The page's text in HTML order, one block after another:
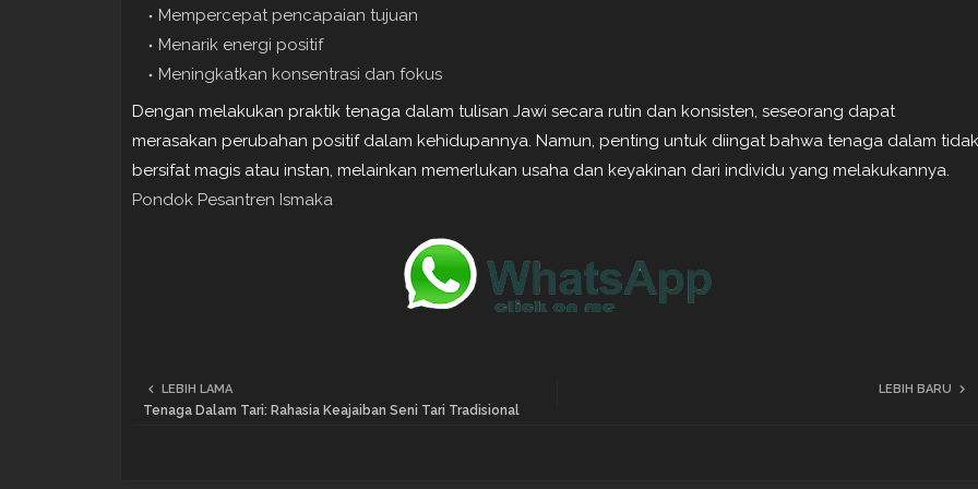
Mempercepat pencapaian tujuan
Menarik energi positif
Meningkatkan konsentrasi dan fokus
Dengan melakukan praktik tenaga dalam tulisan Jawi secara rutin dan konsisten, seseorang dapat
merasakan perubahan positif dalam kehidupannya. Namun, penting untuk diingat bahwa tenaga dalam tidak
bersifat magis atau instan, melainkan memerlukan usaha dan keyakinan dari individu yang melakukannya.
Pondok Pesantren Ismaka
LEBIH BARU
LEBIH LAMA
Tenaga Dalam Tari: Rahasia Keajaiban Seni Tari Tradisional